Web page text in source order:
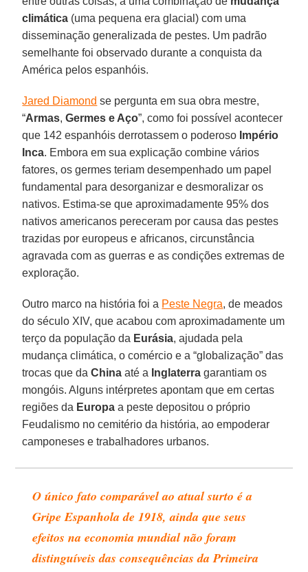
climática (uma pequena era glacial) com uma
disseminação generalizada de pestes. Um padrão
semelhante foi observado durante a conquista da
América pelos espanhóis.
Jared Diamond se pergunta em sua obra mestre,
“Armas,Germes e Aço”, como foi possível acontecer
que 142 espanhóis derrotassem o poderoso Império
Inca. Embora em sua explicação combine vários
fatores, os germes teriam desempenhado um papel
fundamental para desorganizar e desmoralizar os
nativos. Estima-se que aproximadamente 95% dos
nativos americanos pereceram por causa das pestes
trazidas por europeus e africanos, circunstância
agravada com as guerras e as condições extremas de
exploração.
Outro marco na história foi a Peste Negra, de meados
do século XIV, que acabou com aproximadamente um
terço da população da Eurásia, ajudada pela
mudança climática, o comércio e a “globalização” das
trocas que daChina até a Inglaterra garantiam os
mongóis. Alguns intérpretes apontam que em certas
regiões da Europa a peste depositou o próprio
Feudalismo no cemitério da história, ao empoderar
camponeses e trabalhadores urbanos.
O único fato comparável ao atual surto é a
Gripe Espanhola de 1918, ainda que seus
efeitos na economia mundial não foram
distinguíveis das consequências da Primeira